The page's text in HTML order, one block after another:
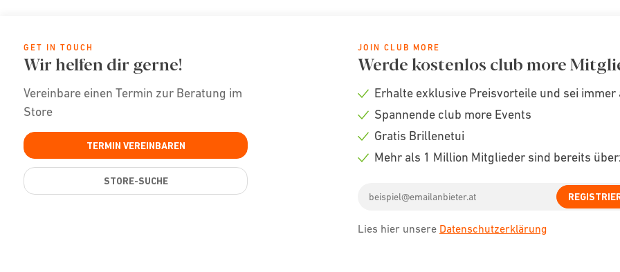
GET IN TOUCH
Wir helfen dir gerne!
Vereinbare einen Termin zur Beratung im
Store
TERMIN VEREINBAREN
STORE-SUCHE
JOIN CLUB MORE
Werde kostenlos club more
Check
Erhalte exklusive Preisvorteile und sei
Check
Spannende club more Events
Check
Gratis Brillenetui
Mehr als 1 Million Mitglieder sind bereits
address
Lies hier unsere Datenschutzerklärung